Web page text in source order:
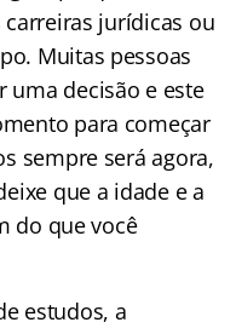
jurídicas ou
Muitas pessoas
uma decisão e este
para começar
sempre será agora,
que a idade e a
do que você
estudos, a